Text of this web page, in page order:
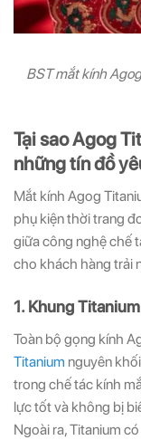
BST mắt kính
Tại sao Agog
những tín đồ
Mắt kính Agog
phụ kiện thời trang
giữa công nghệ chế
cho khách hàng trải
1. Khung
Toàn bộ gọng kính
Titanium nguyên
trong chế tác kính
lực tốt và không bị
Ngoài ra, Titanium